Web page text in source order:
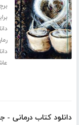
دانلود کتاب درمانی -